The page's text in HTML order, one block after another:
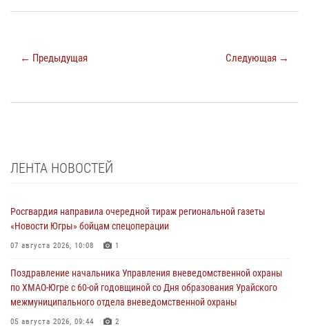
← Предыдущая Следующая →
ЛЕНТА НОВОСТЕЙ
Росгвардия направила очередной тираж региональной газеты
«Новости Югры» бойцам спецоперации
07 августа 2026, 10:08 1
Поздравление начальника Управления вневедомственной охраны
по ХМАО-Югре с 60-ой годовщиной со Дня образования Урайского
межмуниципального отдела вневедомственной охраны
05 августа 2026, 09:44 2